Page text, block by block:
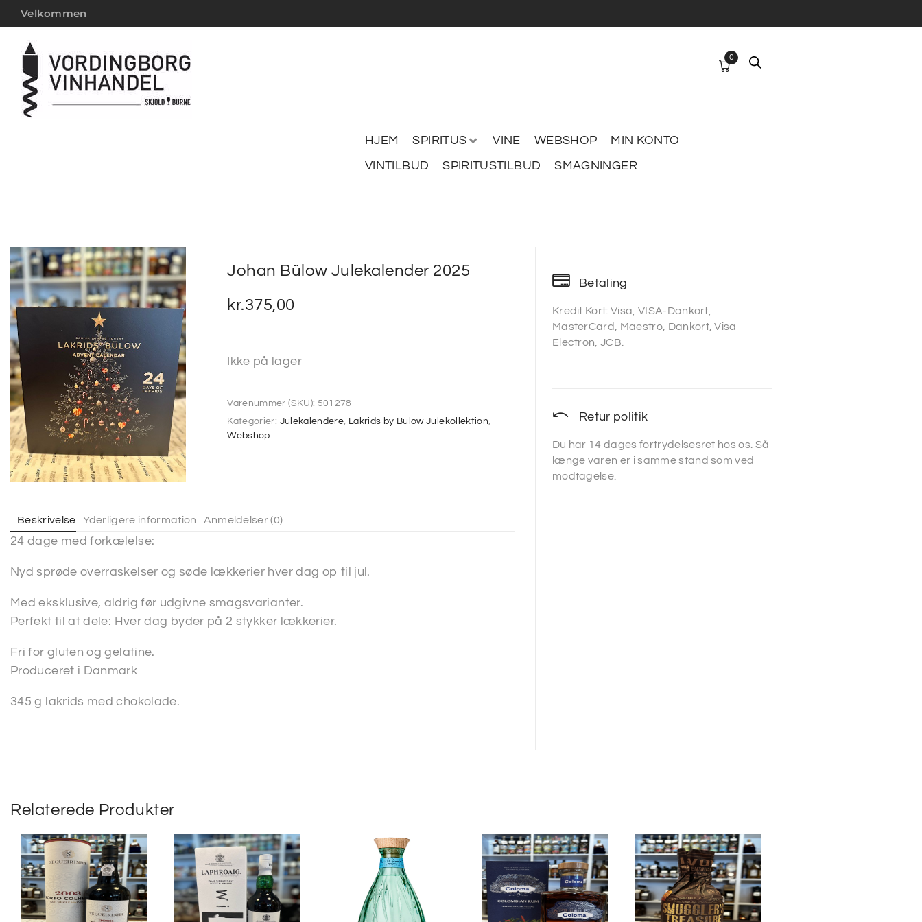
Velkommen
HJEM SPIRITUS VINE WEBSHOP
MIN KONTO
VINTILBUD
SPIRITUSTILBUD SMAGNINGER
0
Johan Bülow Julekalender 2025
kr.375,00
Ikke på lager
Varenummer (SKU): 501278
Kategorier: Julekalendere, Lakrids by Bülow Julekollektion,
Webshop
Beskrivelse Yderligere information Anmeldelser (0)
24 dage med forkælelse:
Nyd sprøde overraskelser og søde lækkerier hver dag op til jul.
Med eksklusive, aldrig før udgivne smagsvarianter.
Perfekt til at dele: Hver dag byder på 2 stykker lækkerier.
Fri for gluten og gelatine.
Produceret i Danmark
345 g lakrids med chokolade.
Betaling
Kredit Kort: Visa, VISA-Dankort,
MasterCard, Maestro, Dankort, Visa
Electron, JCB.
Retur politik
Du har 14 dages fortrydelsesret hos os. Så
længe varen er i samme stand som ved
modtagelse.
Relaterede Produkter